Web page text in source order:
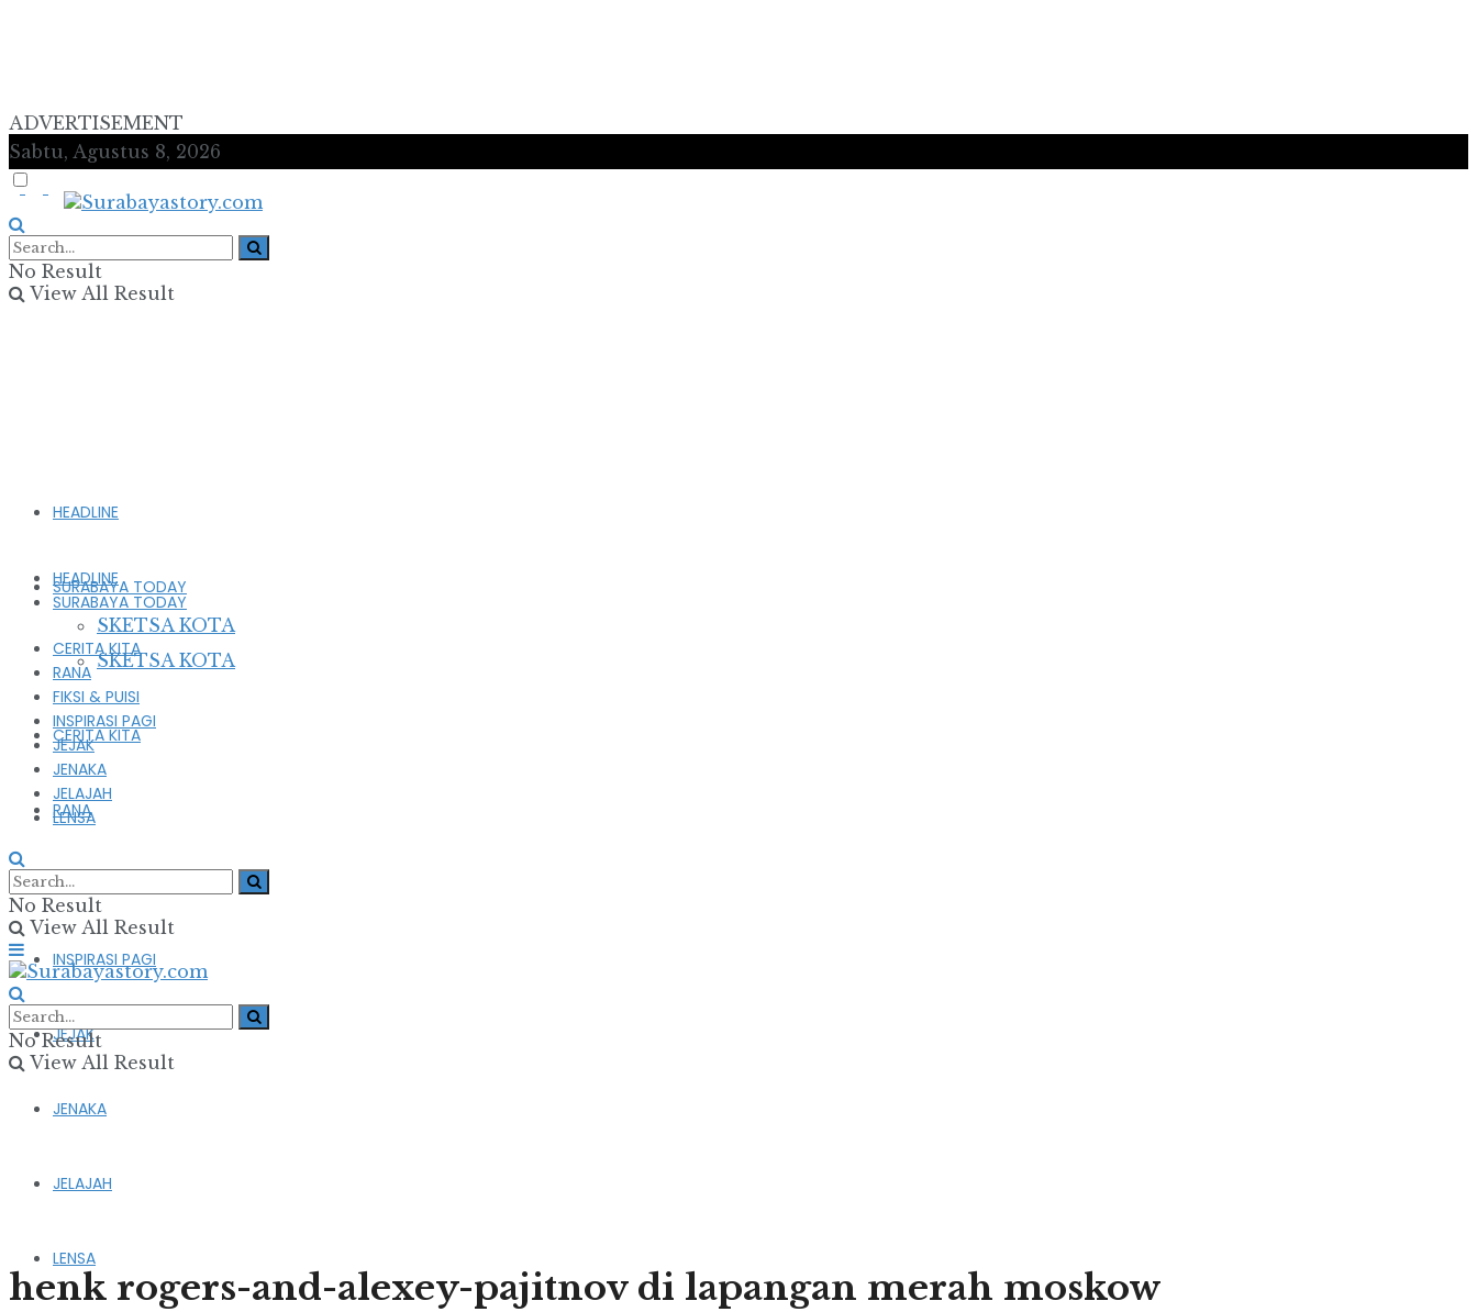
ADVERTISEMENT
Sabtu, Agustus 8, 2026
No Result
View All Result
HEADLINE
SURABAYA TODAY
SKETSA KOTA
CERITA KITA
RANA
FIKSI & PUISI
INSPIRASI PAGI
JEJAK
JENAKA
JELAJAH
LENSA
HEADLINE
SURABAYA TODAY
SKETSA KOTA
CERITA KITA
RANA
FIKSI & PUISI
INSPIRASI PAGI
JEJAK
JENAKA
JELAJAH
LENSA
No Result
View All Result
No Result
View All Result
henk rogers-and-alexey-pajitnov di lapangan merah moskow